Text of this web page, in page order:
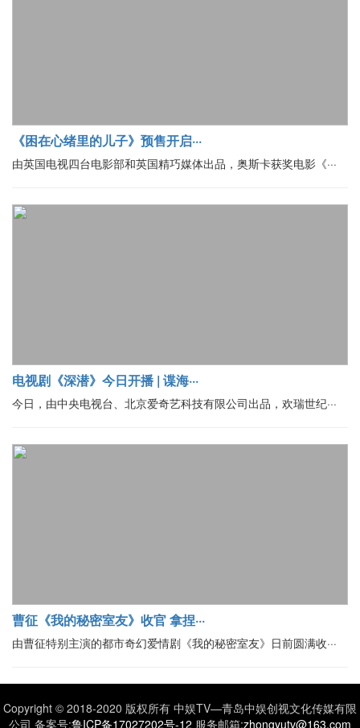
《困在心绪里的儿子》预售开启···
由英国电视四台电影部和英国精巧媒体出品，奥斯卡获奖电影《···
电视剧《深潜》今日开播 | 谍海···
今日，由中央电视台、北京爱奇艺科技有限公司出品，欢瑞世纪···
曹征《我的秘密室友》收官 拿捏···
由曹征特别主演的都市奇幻爱情剧《我的秘密室友》日前圆满收···
Copyright © 2018-2020 版权所有 中娱TV—青岛中娱创视文化传媒有限
公司 备案号:鲁ICP备17027202号-12 服务邮箱:zhongyutv@163.com